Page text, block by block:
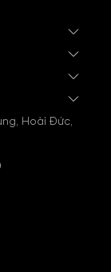
Hoài Đức,